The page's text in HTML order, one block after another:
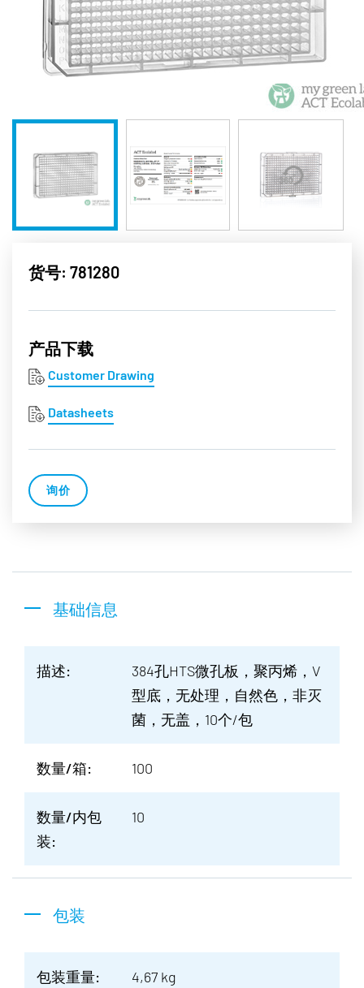
货号: 781280
产品下载
Customer Drawing
Datasheets
询价
基础信息
描述:
384孔HTS微孔板，聚丙烯，V
型底，无处理，自然色，非灭
菌，无盖，10个/包
数量/箱: 100
数量/内包
装:
10
包装
包装重量: 4,67 kg